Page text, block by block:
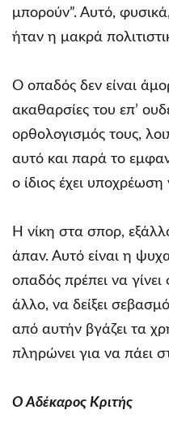
μπορούν”. Αυτό,
ήταν η μακρά
Ο οπαδός δεν είναι
ακαθαρσίες του επ’
ορθολογισμός τους,
αυτό και παρά το
ο ίδιος έχει υποχρέωση
Η νίκη στα σπορ,
άπαν. Αυτό είναι η
οπαδός πρέπει να
άλλο, να δείξει
από αυτήν βγάζει τα
πληρώνει για να πάει
Ο Αδέκαρος Κριτής